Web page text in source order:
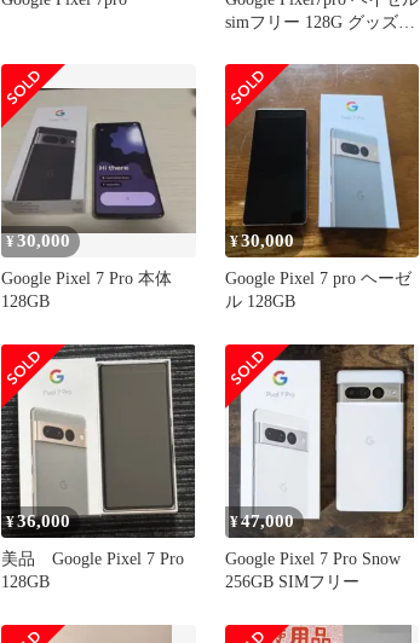
simフリー 128G グッズ付
¥30,000
Google Pixel 7 Pro 本体
128GB
¥30,000
Google Pixel 7 pro ヘーゼ
ル 128GB
¥36,000
美品 Google Pixel 7 Pro
128GB
¥47,000
Google Pixel 7 Pro Snow
256GB SIMフリー